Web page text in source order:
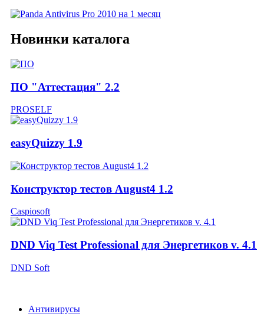
Новинки каталога
ПО "Аттестация" 2.2
PROSELF
easyQuizzy 1.9
Конструктор тестов August4 1.2
Caspiosoft
DND Viq Test Professional для Энергетиков v. 4.1
DND Soft
Антивирусы